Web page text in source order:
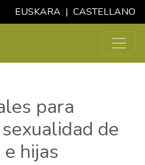
EUSKARA | CASTELLANO
para
de
hijas